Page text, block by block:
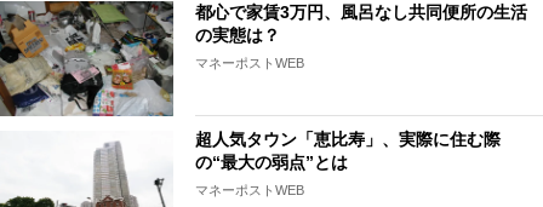
都心で家賃3万円、風呂なし共同便所の生活
の実態は？
マネーポストWEB
超人気タウン「恵比寿」、実際に住む際
の“最大の弱点”とは
マネーポストWEB